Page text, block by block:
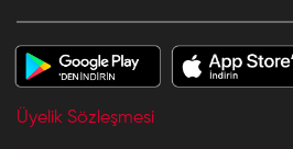
Üyelik Sözleşmesi